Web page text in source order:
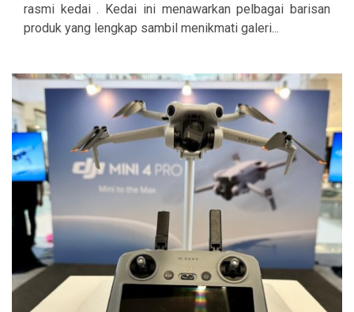
rasmi kedai . Kedai ini menawarkan pelbagai barisan
produk yang lengkap sambil menikmati galeri...